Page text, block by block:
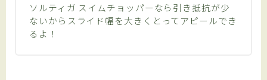
ソルティガ スイムチョッパーなら引き抵抗が少
ないからスライド幅を大きくとってアピールでき
るよ！